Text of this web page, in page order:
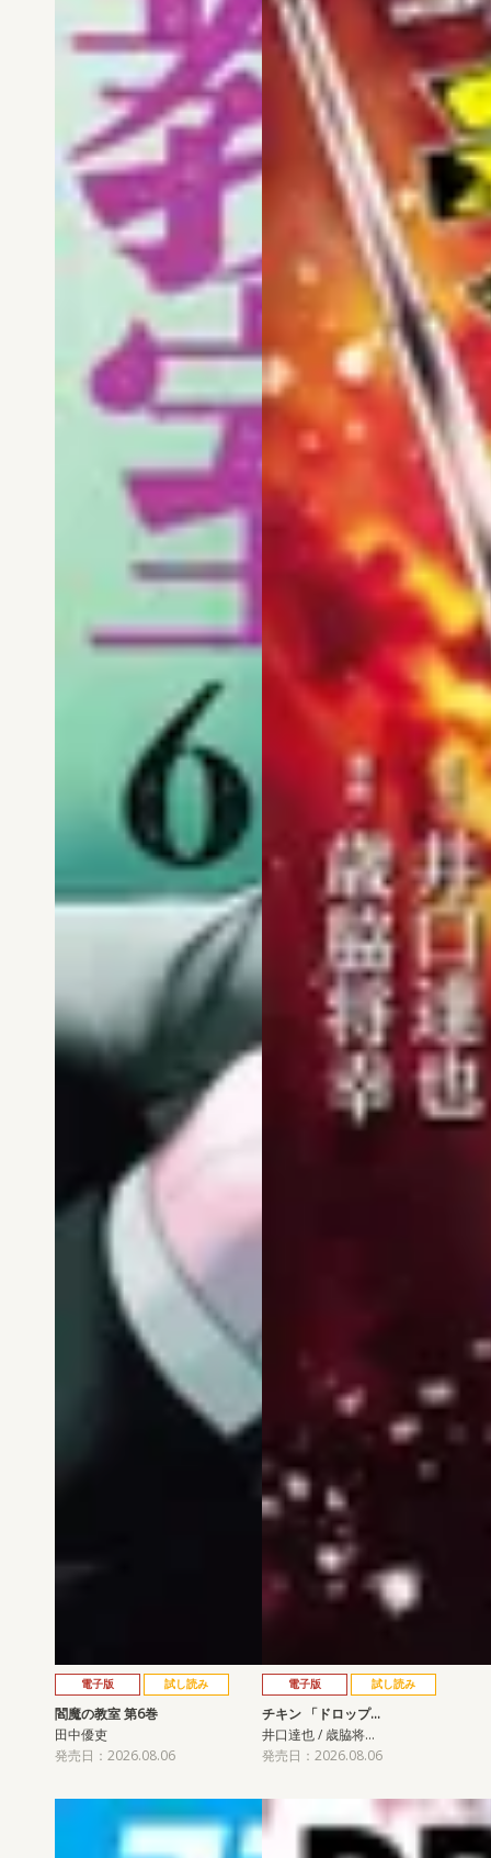
電子版 試し読み
閻魔の教室 第6巻
田中優吏
発売日：2026.08.06
電子版 試し読み
チキン 「ドロップ…
井口達也 / 歳脇将…
発売日：2026.08.06